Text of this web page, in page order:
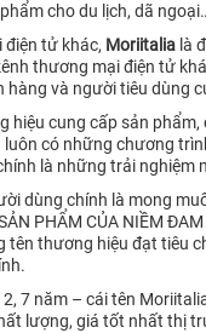
cho du lịch, dã
tử khác, Moriitalia là
thương mại điện tử
hàng và người tiêu dùng
hiệu cung cấp sản
có những chương
là những trải
dùng chính là mong
PHẨM CỦA NIỀM
tên thương hiệu đạt tiêu
7 năm – cái tên
lượng, giá tốt nhất thị